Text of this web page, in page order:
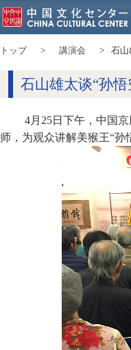
トップ 講演会 石山
石山雄太谈“孙悟
4月25日下午，中国
师，为观众讲解美猴王“孙